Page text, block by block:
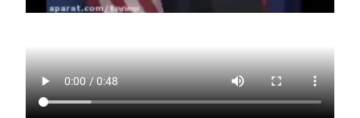
5
2025, l’année la plus